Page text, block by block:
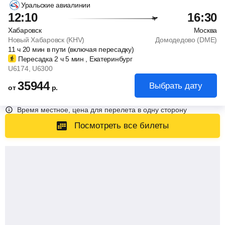
Уральские авиалинии
12:10 16:30
Хабаровск
Москва
Новый Хабаровск (KHV)
Домодедово (DME)
11ч20 мин в пути (включая пересадку)
Пересадка 2 ч5 мин , Екатеринбург
U6174, U6300
от35944 р. Выбрать дату
Время местное, цена для перелета в одну сторону
Посмотреть все билеты